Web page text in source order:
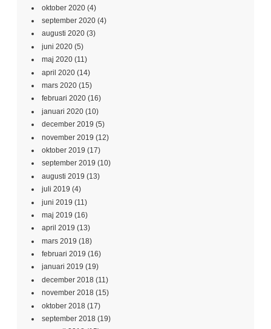
oktober 2020 (4)
september 2020 (4)
augusti 2020 (3)
juni 2020 (5)
maj 2020 (11)
april 2020 (14)
mars 2020 (15)
februari 2020 (16)
januari 2020 (10)
december 2019 (5)
november 2019 (12)
oktober 2019 (17)
september 2019 (10)
augusti 2019 (13)
juli 2019 (4)
juni 2019 (11)
maj 2019 (16)
april 2019 (13)
mars 2019 (18)
februari 2019 (16)
januari 2019 (19)
december 2018 (11)
november 2018 (15)
oktober 2018 (17)
september 2018 (19)